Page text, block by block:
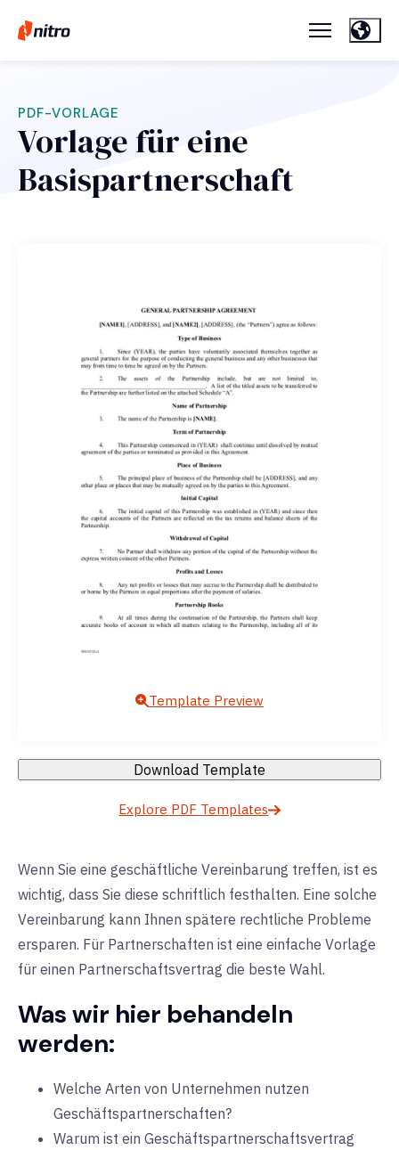
PDF-VORLAGE
Vorlage für eine
Basispartnerschaft
Template Preview
Download Template
Explore PDF Templates
Wenn Sie eine geschäftliche Vereinbarung treffen, ist es
wichtig, dass Sie diese schriftlich festhalten. Eine solche
Vereinbarung kann Ihnen spätere rechtliche Probleme
ersparen. Für Partnerschaften ist eine einfache Vorlage
für einen Partnerschaftsvertrag die beste Wahl.
Was wir hier behandeln
werden:
Welche Arten von Unternehmen nutzen
Geschäftspartnerschaften?
Warum ist ein Geschäftspartnerschaftsvertrag